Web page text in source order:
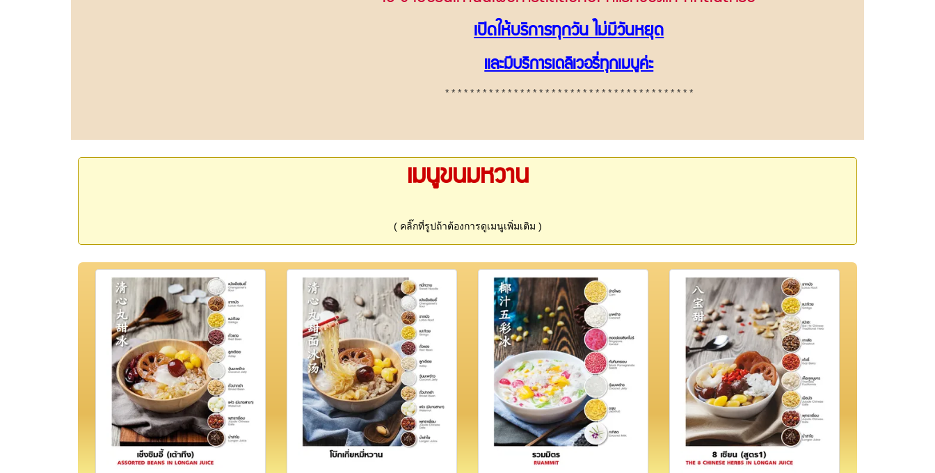
เปิดให้บริการทุกวัน ไม่มีวันหยุด
และมีบริการเดลิเวอรี่ทุกเมนูค่ะ
* * * * * * * * * * * * * * * * * * * * * * * * * * * * * * * * * * * * * * * *
เมนูขนมหวาน
( คลิ๊กที่รูปถ้าต้องการดูเมนูเพิ่มเติม )